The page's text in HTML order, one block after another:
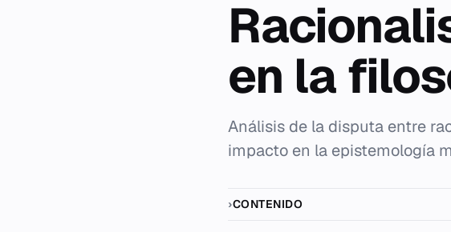
en la
Análisis de la disputa entre
impacto en la epistemología
CONTENIDO